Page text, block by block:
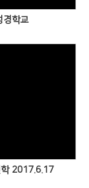
경학교
학 2017.6.17